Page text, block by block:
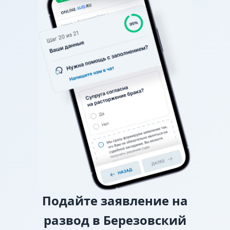
графике (например, в какие дни недели, на сколько
часов, с ночевкой или без), спор разрешает
районный суд.
О взыскании алиментов
Если нет соглашения об
уплате алиментов, заверенного у нотариуса, то
требование о взыскании алиментов заявляется в
исковом заявлении о разводе.
О лишении или ограничении родительских
Подайте заявление на
развод в Березовский